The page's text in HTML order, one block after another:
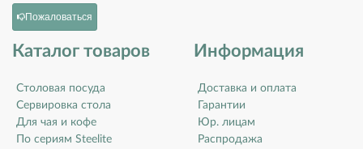
Пожаловаться
Каталог товаров
Столовая посуда
Сервировка стола
Для чая и кофе
По сериям Steelite
Информация
Доставка и оплата
Гарантии
Юр. лицам
Распродажа